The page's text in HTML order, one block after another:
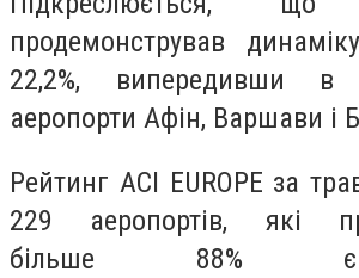
продемонстрував
22,2%, випередивши в
аеропорти Афін, Варшави і
Рейтинг ACI EUROPE за
229 аеропортів, які
більше 88%